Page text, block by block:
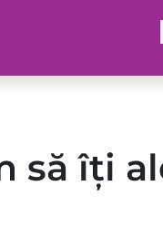
să îți